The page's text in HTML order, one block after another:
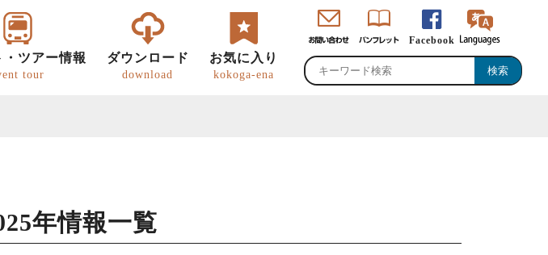
・ツアー情報
tour
ダウンロード
download
お気に入り
kokoga-ena
Facebook
年情報一覧